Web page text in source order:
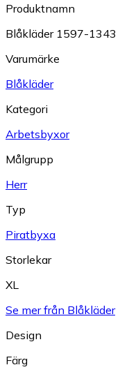
Produktnamn
Blåkläder 1597-1343
Varumärke
Blåkläder
Kategori
Arbetsbyxor
Målgrupp
Herr
Typ
Piratbyxa
Storlekar
XL
Se mer från Blåkläder
Design
Färg